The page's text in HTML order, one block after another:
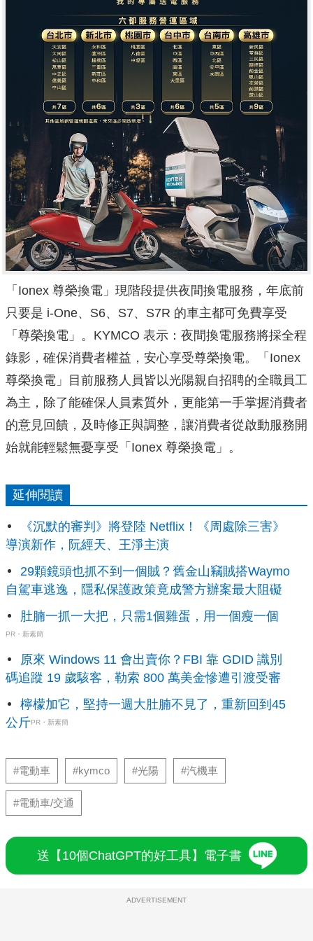
「Ionex 尊榮換電」現階段提供夜間換電服務，年底前
只要是 i-One、S6、S7、S7R 的車主都可免費享受
「尊榮換電」。KYMCO 表示：夜間換電服務將採全程
錄影，確保消費者權益，安心享受尊榮換電。「Ionex
尊榮換電」目前服務人員皆以光陽親自招聘的全職員工
為主，除了能確保人員素質外，更能第一手掌握消費者
的意見回饋，及時修正與調整，讓消費者從啟動服務開
始就能輕鬆無憂享受「Ionex 尊榮換電」。
延伸閱讀
《沉默的審判》將登陸 Netflix！《周處除三害》
導演新作，阮經天、王淨主演
29顆鏡頭也抓不到一個賊？舊金山竊賊搭Waymo
自駕車逃逸，隱私保護政策竟成警方辦案最大阻礙
肚腩一抓一大把，只需1個雞蛋，用一個瘦一個
PR・新素簡
原來 Windows 11 會出賣你？FBI 靠 GDID 識別
碼追蹤 19 歲駭客，勒索 800 萬美金慘遭引渡受審
檸檬加它，堅持一週大肚腩不見了，重新回到45
公斤PR・新素簡
#電動車 #kymco #光陽 #汽機車
#電動車/交通
送【10個ChatGPT的好工具】電子書
ADVERTISEMENT